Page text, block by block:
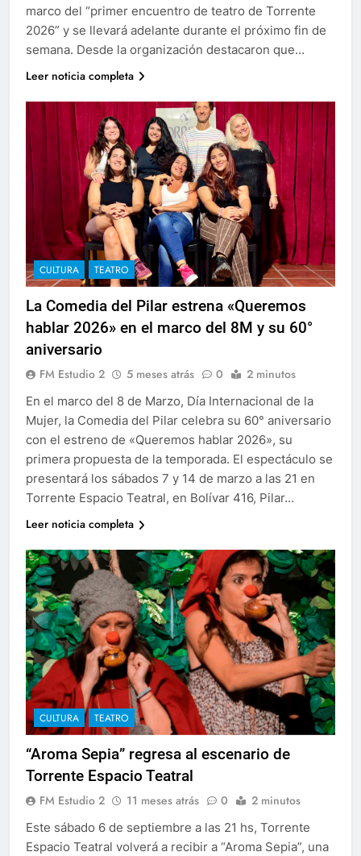
marco del “primer encuentro de teatro de Torrente
2026” y se llevará adelante durante el próximo fin de
semana. Desde la organización destacaron que…
Leer noticia completa
CULTURA TEATRO
La Comedia del Pilar estrena «Queremos
hablar 2026» en el marco del 8M y su 60°
aniversario
FM Estudio 2 5 meses atrás 0 2 minutos
En el marco del 8 de Marzo, Día Internacional de la
Mujer, la Comedia del Pilar celebra su 60° aniversario
con el estreno de «Queremos hablar 2026», su
primera propuesta de la temporada. El espectáculo se
presentará los sábados 7 y 14 de marzo a las 21 en
Torrente Espacio Teatral, en Bolívar 416, Pilar…
Leer noticia completa
CULTURA TEATRO
“Aroma Sepia” regresa al escenario de
Torrente Espacio Teatral
FM Estudio 2 11 meses atrás 0 2 minutos
Este sábado 6 de septiembre a las 21 hs, Torrente
Espacio Teatral volverá a recibir a “Aroma Sepia”, una